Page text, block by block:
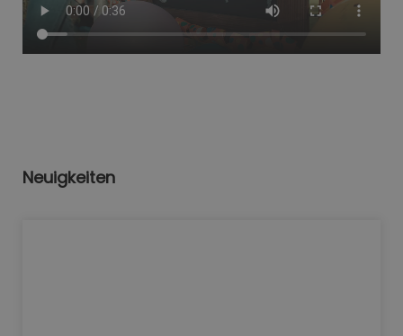
Neuigkeiten